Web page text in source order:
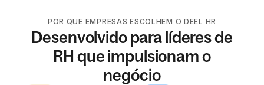
POR QUE EMPRESAS ESCOLHEM O DEEL HR
Desenvolvido para líderes de
RH que impulsionam o
negócio